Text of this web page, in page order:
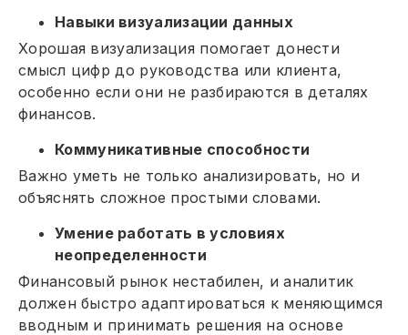
Навыки визуализации данных
Хорошая визуализация помогает донести
смысл цифр до руководства или клиента,
особенно если они не разбираются в деталях
финансов.
Коммуникативные способности
Важно уметь не только анализировать, но и
объяснять сложное простыми словами.
Умение работать в условиях
неопределенности
Финансовый рынок нестабилен, и аналитик
должен быстро адаптироваться к меняющимся
вводным и принимать решения на основе